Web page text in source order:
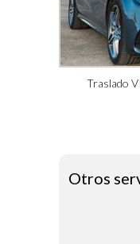
Traslado
Otros